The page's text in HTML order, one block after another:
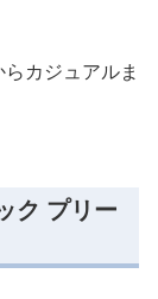
カジュアルま
ク プリー